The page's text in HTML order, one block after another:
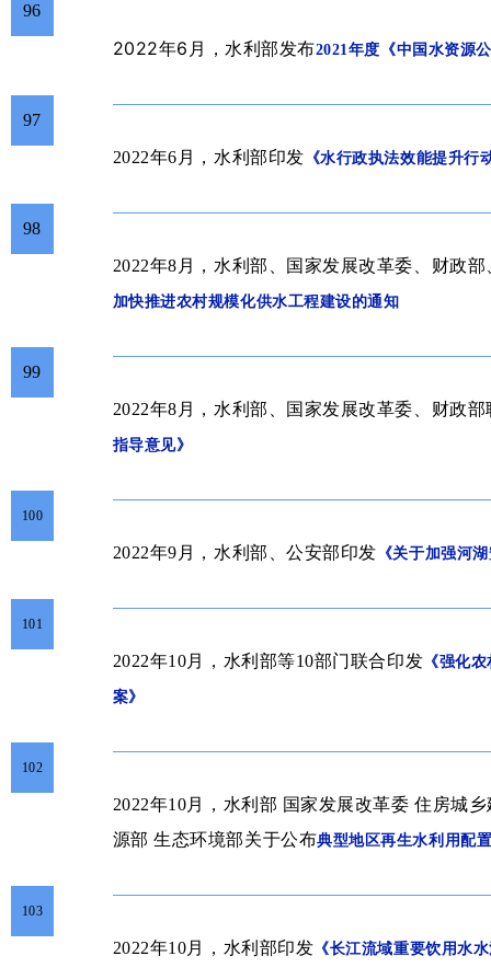
96
2022年6 月 ，水利部发布2021年度《中国水资源
97
2022年6月，水利部印发 《水行政执法效能提升
98
2022年8月，水利部、国家发展改革委、财政
加快推进农村规模化供水工程建设的通知
99
2022年8月，水利部、国家发展改革委、财政部
指导意见》
100
2022年9月，水利部、公安部印发 《关于加强河
101
2022年10月，水利部等10部门联合印发 《强化
案》
102
2022年10月，水利部 国家发展改革委 住房城
源部 生态环境部关于公布典型地区再生水利用配
103
2022年10月，水利部印发 《长江流域重要饮用水